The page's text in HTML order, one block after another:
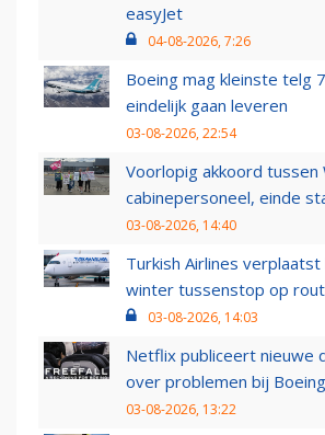
easyJet
04-08-2026, 7:26
Boeing mag kleinste telg
eindelijk gaan leveren
03-08-2026, 22:54
Voorlopig akkoord tussen
cabinepersoneel, einde
03-08-2026, 14:40
Turkish Airlines
winter tussenstop op
03-08-2026, 14:03
Netflix publiceert nieuwe
over problemen bij Boeing
03-08-2026, 13:22